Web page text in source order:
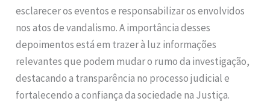
esclarecer os eventos e responsabilizar os envolvidos
nos atos de vandalismo. A importância desses
depoimentos está em trazer à luz informações
relevantes que podem mudar o rumo da investigação,
destacando a transparência no processo judicial e
fortalecendo a confiança da sociedade na Justiça.